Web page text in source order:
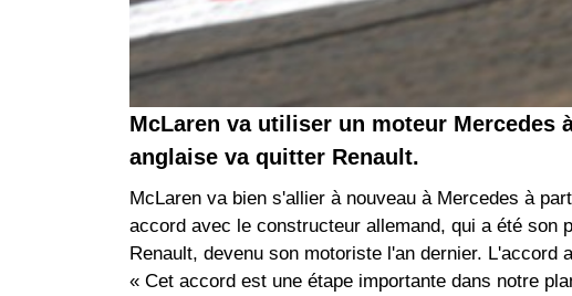
McLaren va utiliser un moteur Mercedes
anglaise va quitter Renault.
McLaren va bien s'allier à nouveau à Mercedes à
accord avec le constructeur allemand, qui a été son
Renault, devenu son motoriste l'an dernier. L'accord
« Cet accord est une étape importante dans notre